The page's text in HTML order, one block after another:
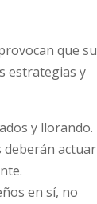
que su
estrategias y
y llorando.
deberán actuar
en sí, no